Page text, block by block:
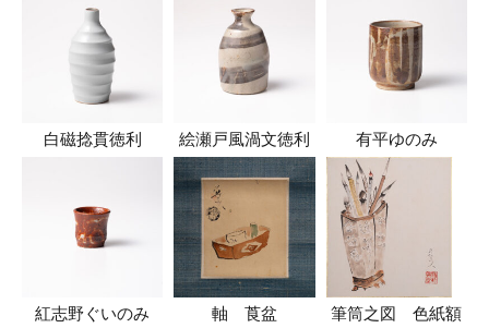
白磁捻貫徳利 絵瀬戸風渦文徳利 有平ゆのみ
紅志野ぐいのみ 軸 莨盆 筆筒之図 色紙額